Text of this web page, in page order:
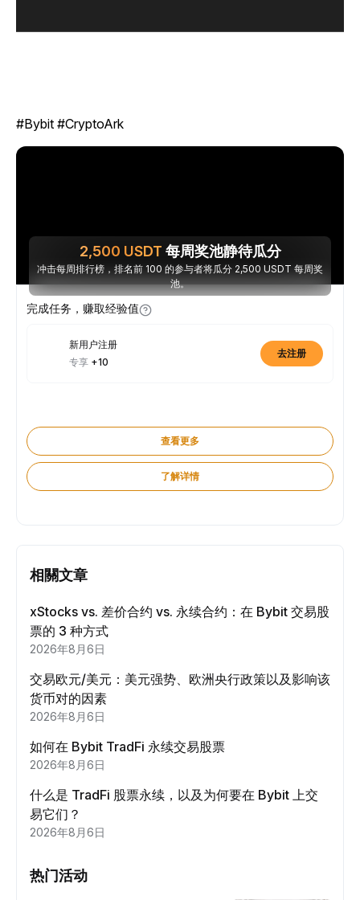
#Bybit #CryptoArk
2,500 USDT 每周奖池静待瓜分
冲击每周排行榜，排名前 100 的参与者将瓜分 2,500 USDT 每周奖
池。
完成任务，赚取经验值
新用户注册
专享 +10
去注册
查看更多
了解详情
相關文章
xStocks vs. 差价合约 vs. 永续合约：在 Bybit 交易股
票的 3 种方式
2026年8月6日
交易欧元/美元：美元强势、欧洲央行政策以及影响该
货币对的因素
2026年8月6日
如何在 Bybit TradFi 永续交易股票
2026年8月6日
什么是 TradFi 股票永续，以及为何要在 Bybit 上交
易它们？
2026年8月6日
热门活动